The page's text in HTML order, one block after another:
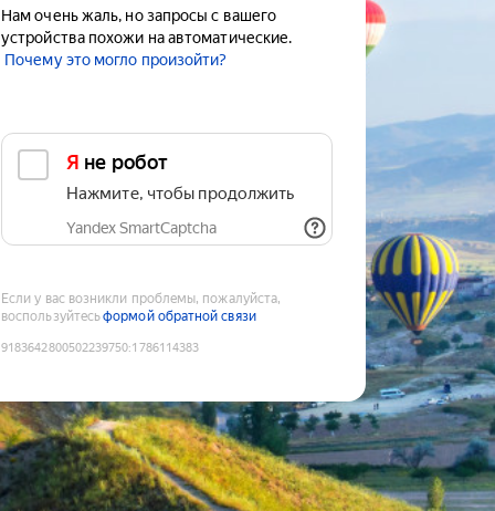
Нам очень жаль, но запросы с вашего
устройства похожи на автоматические.
Почему это могло произойти?
Я не робот
Нажмите, чтобы продолжить
Yandex SmartCaptcha
Если у вас возникли проблемы, пожалуйста,
воспользуйтесьформой обратной связи
9183642800502239750:1786114383